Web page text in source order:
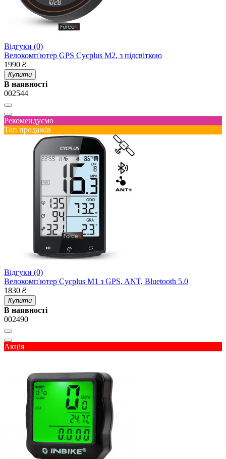
Відгуки (0)
Велокомп'ютер GPS Cycplus M2, з підсвіткою
1990 ₴
Купити
В наявності
002544
Рекомендуємо
Топ продажів
Відгуки (0)
Велокомп'ютер Cycplus M1 з GPS, ANT, Bluetooth 5.0
1830 ₴
Купити
В наявності
002490
Акція